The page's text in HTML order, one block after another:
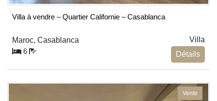
Villa à vendre – Quartier Californie – Casablanca
Maroc, Casablanca
Villa
6
Détails
Vente